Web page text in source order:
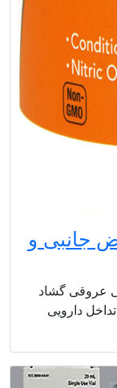
جانبی و
عروقی گشاد
دارویی